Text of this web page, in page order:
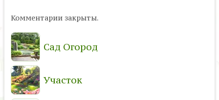
Комментарии закрыты.
Сад Огород
Участок